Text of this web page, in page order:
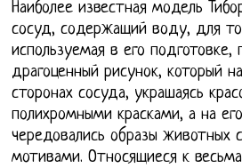
Наиболее известная модель
сосуд, содержащий воду, для
используемая в его
драгоценный рисунок, который
сторонах сосуда, украшаясь
полихромными красками, а на
чередовались образы животных
мотивами. Относящиеся к